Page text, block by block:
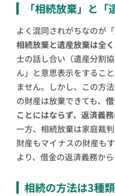
「相続放棄」と
よく混同されがちなのが
相続放棄と遺産放棄は全
士の話し合い（遺産分割
ん」と意思表示をするこ
ません。しかし、この方
の財産は放棄できても、
ことにはならず、返済義務
一方、相続放棄は家庭裁
財産もマイナスの財産も
より、借金の返済義務か
相続の方法は3種